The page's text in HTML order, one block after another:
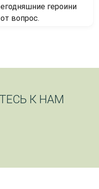
героини
вопрос.
К НАМ